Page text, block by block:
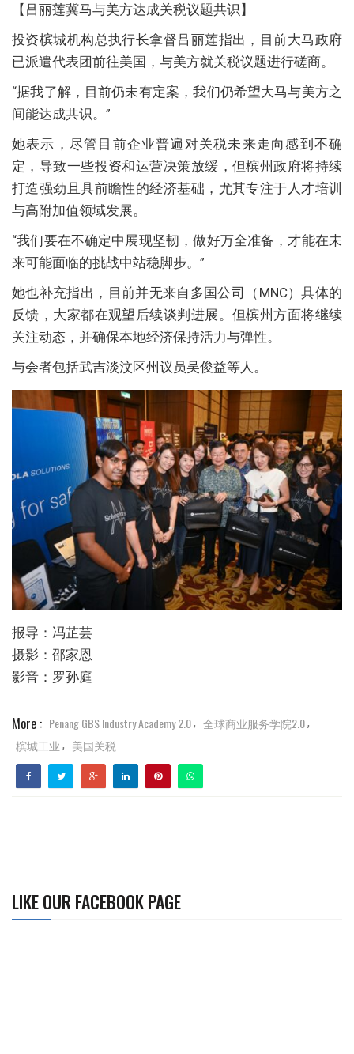
【吕丽莲冀马与美方达成关税议题共识】
投资槟城机构总执行长拿督吕丽莲指出，目前大马政府
已派遣代表团前往美国，与美方就关税议题进行磋商。
“据我了解，目前仍未有定案，我们仍希望大马与美方之
间能达成共识。”
她表示，尽管目前企业普遍对关税未来走向感到不确
定，导致一些投资和运营决策放缓，但槟州政府将持续
打造强劲且具前瞻性的经济基础，尤其专注于人才培训
与高附加值领域发展。
“我们要在不确定中展现坚韧，做好万全准备，才能在未
来可能面临的挑战中站稳脚步。”
她也补充指出，目前并无来自多国公司（MNC）具体的
反馈，大家都在观望后续谈判进展。但槟州方面将继续
关注动态，并确保本地经济保持活力与弹性。
与会者包括武吉淡汶区州议员吴俊益等人。
报导：冯芷芸
摄影：邵家恩
影音：罗孙庭
More : Penang GBS Industry Academy 2.0, 全球商业服务学院2.0,
槟城工业 , 美国关税
LIKE OUR FACEBOOK PAGE